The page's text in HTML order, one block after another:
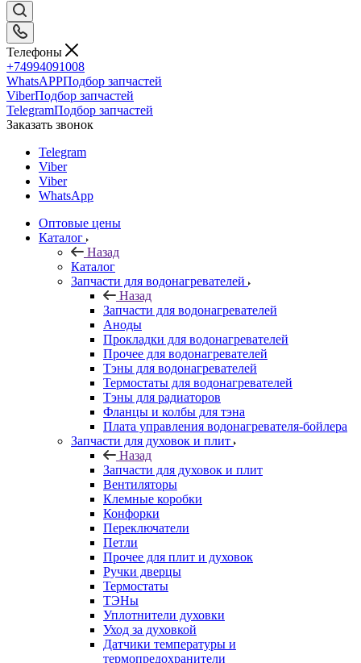
Телефоны
+74994091008
WhatsAPPПодбор запчастей
ViberПодбор запчастей
TelegramПодбор запчастей
Заказать звонок
Telegram
Viber
Viber
WhatsApp
Оптовые цены
Каталог
Назад
Каталог
Запчасти для водонагревателей
Назад
Запчасти для водонагревателей
Аноды
Прокладки для водонагревателей
Прочее для водонагревателей
Тэны для водонагревателей
Термостаты для водонагревателей
Тэны для радиаторов
Фланцы и колбы для тэна
Плата управления водонагревателя-бойлера
Запчасти для духовок и плит
Назад
Запчасти для духовок и плит
Вентиляторы
Клемные коробки
Конфорки
Переключатели
Петли
Прочее для плит и духовок
Ручки дверцы
Термостаты
ТЭНы
Уплотнители духовки
Уход за духовкой
Датчики температуры и
термопредохранители